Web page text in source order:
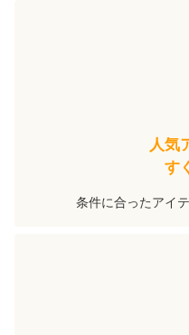
人気
す
条件に合ったアイ